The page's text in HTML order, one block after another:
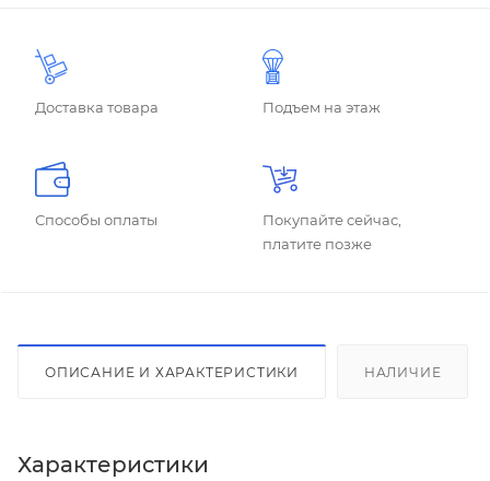
Доставка товара Подъем на этаж
Способы оплаты
Покупайте сейчас,
платите позже
ОПИСАНИЕ И ХАРАКТЕРИСТИКИ НАЛИЧИЕ
Характеристики